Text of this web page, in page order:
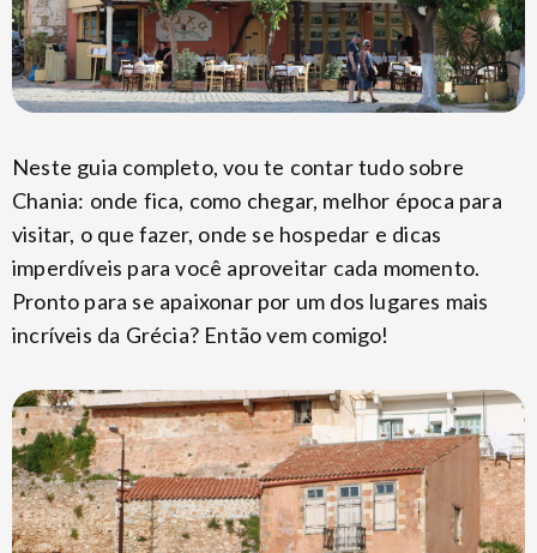
Neste guia completo, vou te contar tudo sobre
Chania: onde fica, como chegar, melhor época para
visitar, o que fazer, onde se hospedar e dicas
imperdíveis para você aproveitar cada momento.
Pronto para se apaixonar por um dos lugares mais
incríveis da Grécia? Então vem comigo!